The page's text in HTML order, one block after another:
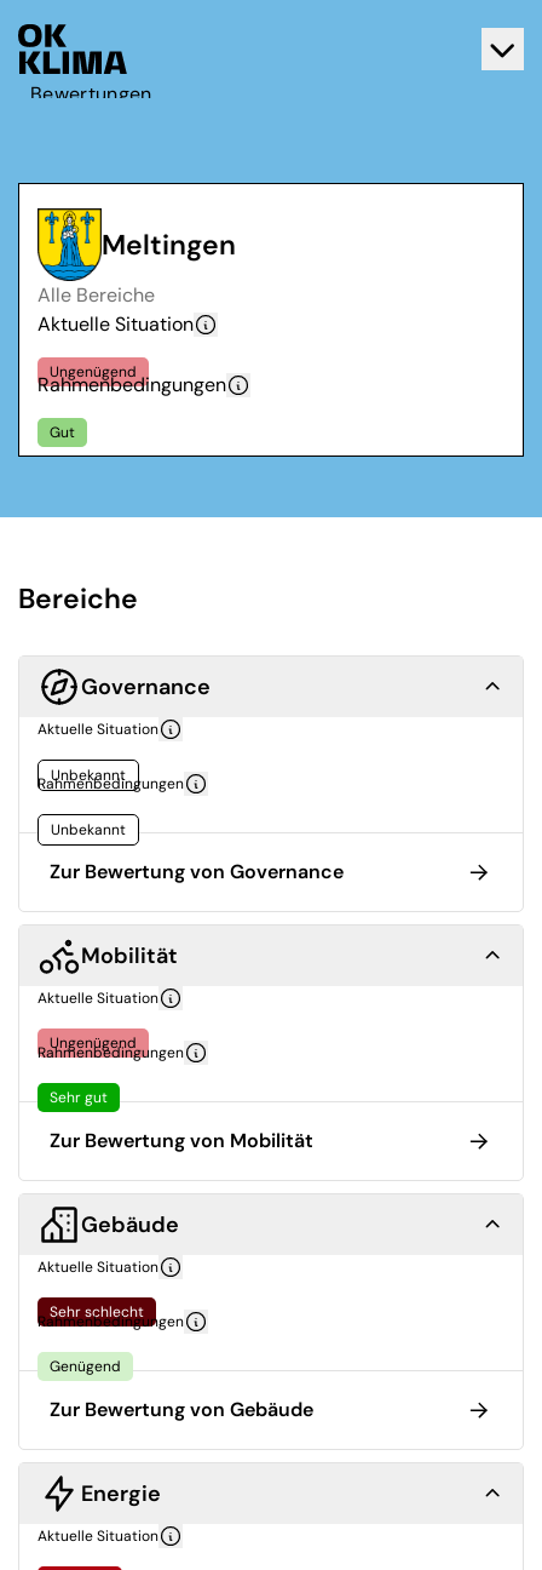
Bewertungen
Kontakt
Deutsch
Français
Meltingen
Alle Bereiche
Aktuelle Situation
Ungenügend
Rahmenbedingungen
Gut
Bereiche
Governance
Aktuelle Situation
Unbekannt
Rahmenbedingungen
Unbekannt
Zur Bewertung von Governance
Mobilität
Aktuelle Situation
Ungenügend
Rahmenbedingungen
Sehr gut
Zur Bewertung von Mobilität
Gebäude
Aktuelle Situation
Sehr schlecht
Rahmenbedingungen
Genügend
Zur Bewertung von Gebäude
Energie
Aktuelle Situation